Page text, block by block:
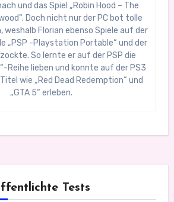
und das Spiel „Robin Hood – The
Doch nicht nur der PC bot tolle
weshalb Florian ebenso Spiele auf der
„PSP -Playstation Portable“ und der
So lernte er auf der PSP die
Reihe lieben und konnte auf der PS3
wie „Red Dead Redemption“ und
„GTA 5“ erleben.
Tests